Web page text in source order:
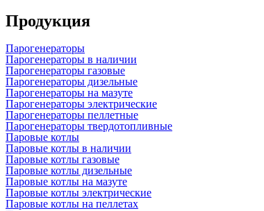
Продукция
Парогенераторы
Парогенераторы в наличии
Парогенераторы газовые
Парогенераторы дизельные
Парогенераторы на мазуте
Парогенераторы электрические
Парогенераторы пеллетные
Парогенераторы твердотопливные
Паровые котлы
Паровые котлы в наличии
Паровые котлы газовые
Паровые котлы дизельные
Паровые котлы на мазуте
Паровые котлы электрические
Паровые котлы на пеллетах